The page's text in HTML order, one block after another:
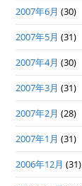
2007年6月 (30)
2007年5月 (31)
2007年4月 (30)
2007年3月 (31)
2007年2月 (28)
2007年1月 (31)
2006年12月 (31)